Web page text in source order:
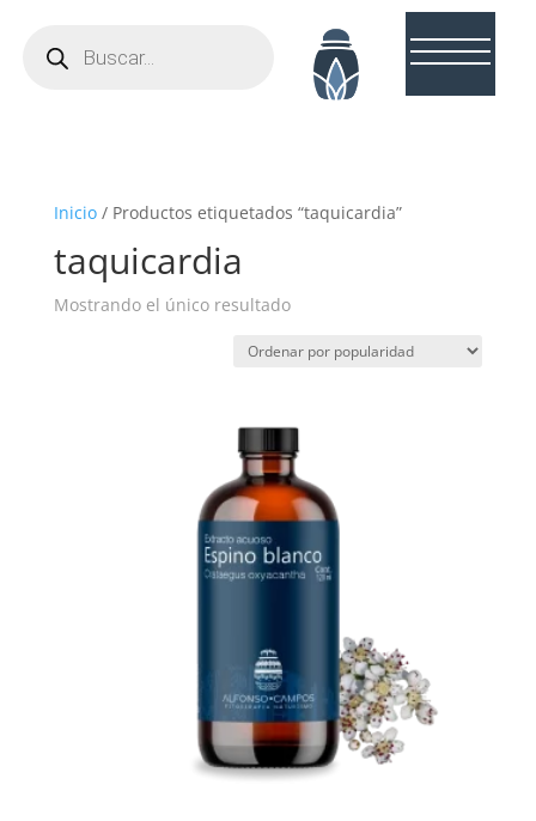
productos
Inicio/ Productos etiquetados “taquicardia”
taquicardia
Mostrando el único resultado